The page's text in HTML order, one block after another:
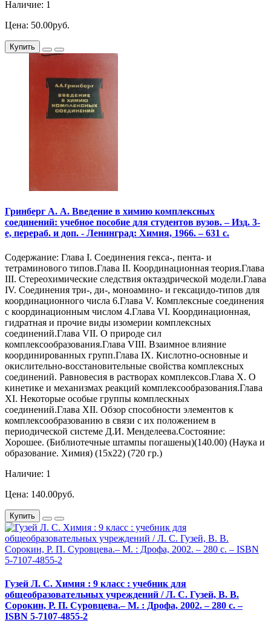
Наличие: 1
Цена: 50.00руб.
Купить
Гринберг А. А. Введение в химию комплексных
соединений: учебное пособие для студентов вузов. – Изд. 3-
е, перераб. и доп. - Ленинград: Химия, 1966. – 631 с.
Содержание: Глава I. Соединения гекса-, пента- и
тетраминового типов.Глава II. Координационная теория.Глава
III. Стереохимические следствия октаэдрической модели.Глава
IV. Соединения три-, ди-, моноамино- и гексацидо-типов для
координационного числа 6.Глава V. Комплексные соединения
с координационным числом 4.Глава VI. Координационная,
гидратная и прочие виды изомерии комплексных
соединений.Глава VII. О природе сил
комплексообразования.Глава VIII. Взаимное влияние
координированных групп.Глава IX. Кислотно-основные и
окислительно-восстановительные свойства комплексных
соединений. Равновесия в растворах комплексов.Глава X. О
кинетике и механизмах реакций комплексообразования.Глава
XI. Некоторые особые группы комплескных
соединений.Глава XII. Обзор способности элементов к
комплексообразованию в связи с их положением в
периодической системе Д.И. Менделеева.Состояние:
Хорошее. (Библиотечные штампы погашены)(140.00) (Наука и
образование. Химия) (15х22) (720 гр.)
Наличие: 1
Цена: 140.00руб.
Купить
Гузей Л. С. Химия : 9 клаcc : учебник для
общеобразовательных учреждений / Л. С. Гузей, В. В.
Сорокин, Р. П. Суровцева.– М. : Дрофа, 2002. – 280 с. –
ISBN 5-7107-4855-2